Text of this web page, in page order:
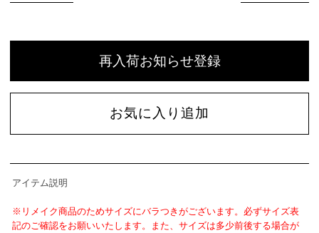
再入荷お知らせ登録
お気に入り追加
アイテム説明
※リメイク商品のためサイズにバラつきがございます。必ずサイズ表
記のご確認をお願いいたします。また、サイズは多少前後する場合が